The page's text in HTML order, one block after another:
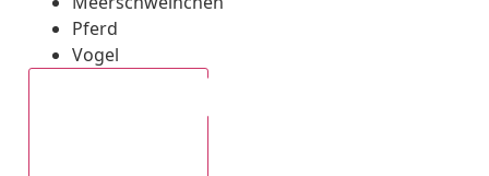
Pferd
Vogel